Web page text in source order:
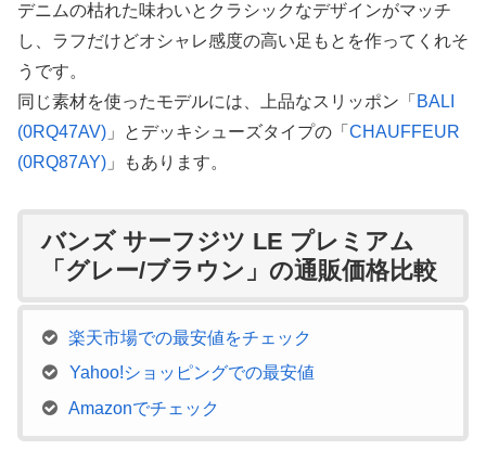
デニムの枯れた味わいとクラシックなデザインがマッチ
し、ラフだけどオシャレ感度の高い足もとを作ってくれそ
うです。
同じ素材を使ったモデルには、上品なスリッポン「 BALI
(0RQ47AV) 」とデッキシューズタイプの「 CHAUFFEUR
(0RQ87AY) 」もあります。
バンズ サーフジツ LE プレミアム
「グレー/ブラウン」の通販価格比較
楽天市場での最安値をチェック
Yahoo!ショッピングでの最安値
Amazonでチェック